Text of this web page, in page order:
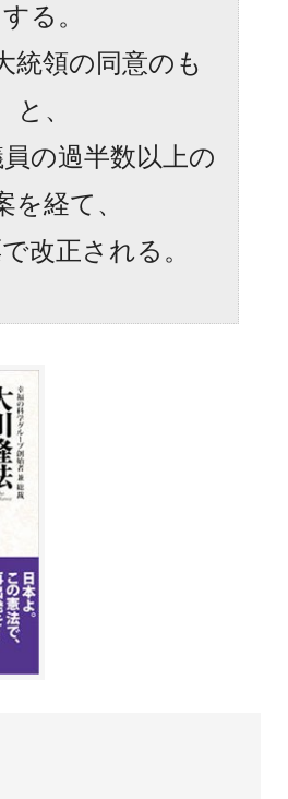
する。
統領の同意のも
と、
の過半数以上の
を経て、
改正される。